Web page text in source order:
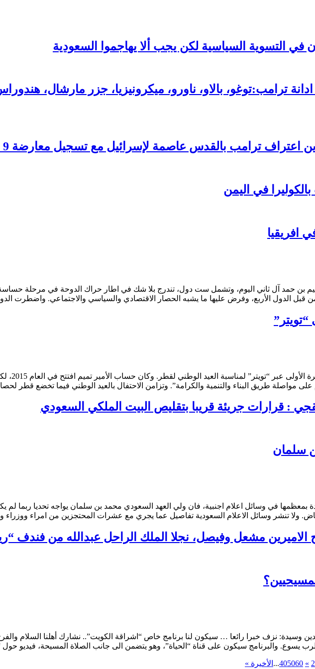
التسوية السياسية لكن يجب ألا يهاجموا السعودية
ترامب:توغو، بالاو، ناورو، ميكرونيزيا، جزر مارشال، هندوراس،
في اليمن
افريقيا
تميم بن حمد آل ثاني اليوم، وتشمل ست دول، تندرج بلا شك في اطار حراك الدوحة في مرحلة
الدول الأربع، وفرض عليها ما يشبه الحصار الاقتصادي والسياسي والاجتماعي. واضطرت
“تويتر”
غرد امير
على مواصلة طريق البناء والتنمية والكرامة”. وتزامن الاحتفال بالعيد الوطني فيما تخضع قطر
: قرارات جريئة قريبا بتقليص البيت الملكي السعودي
سلمان
بمعظمها في وسائل اعلام اجنبية، فان ولي العهد السعودي محمد بن سلمان يواجه تحديا ربما
ولا تنشر وسائل الاعلام السعودية تفاصيل عما يجري مع عشرات المحتجزين من امراء
الاميرين مشعل وفيصل، نجلا الملك الراحل عبدالله من فندف
وسيدة: نزف خبرا رائعا … سيكون لنا برنامج خاص “اشراقة الكويت”.. نشارك أهلنا السلام
يسوع. والبرنامج سيكون على قناة “الحياة”، وهو يتضمن الى جانب الصلاة المسيحة، فيديو حول
»
405060
... الأخيرة »